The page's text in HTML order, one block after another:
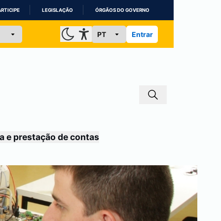
LEGISLAÇÃO ÓRGÃOS DO GOVERNO
Entrar
e prestação de contas